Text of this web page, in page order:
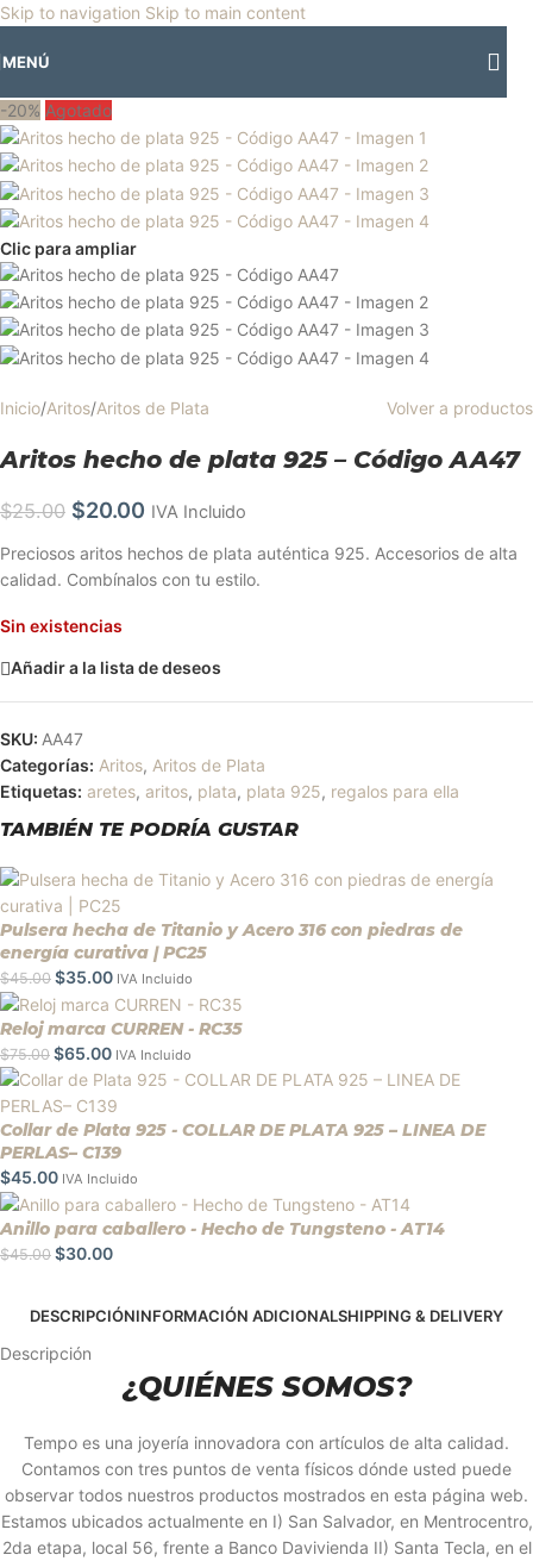
Skip to navigation Skip to main content
🎡Horario especial por vacaciones agostinas
MENÚ
-20% Agotado
Clic para ampliar
Inicio/Aritos/Aritos de Plata Volver a productos
Aritos hecho de plata 925 – Código AA47
$25.00 $20.00 IVA Incluido
Preciosos aritos hechos de plata auténtica 925. Accesorios de alta
calidad. Combínalos con tu estilo.
Sin existencias
Añadir a la lista de deseos
SKU: AA47
Categorías: Aritos, Aritos de Plata
Etiquetas: aretes, aritos, plata, plata 925, regalos para ella
TAMBIÉN TE PODRÍA GUSTAR
Pulsera hecha de Titanio y Acero 316 con piedras de
energía curativa | PC25
$45.00 $35.00 IVA Incluido
Reloj marca CURREN - RC35
$75.00 $65.00 IVA Incluido
Collar de Plata 925 - COLLAR DE PLATA 925 – LINEA DE
PERLAS– C139
$45.00 IVA Incluido
Anillo para caballero - Hecho de Tungsteno - AT14
$45.00 $30.00
DESCRIPCIÓNINFORMACIÓN ADICIONALSHIPPING & DELIVERY
Descripción
¿QUIÉNES SOMOS?
Tempo es una joyería innovadora con artículos de alta calidad.
Contamos con tres puntos de venta físicos dónde usted puede
observar todos nuestros productos mostrados en esta página web.
Estamos ubicados actualmente en I) San Salvador, en Mentrocentro,
2da etapa, local 56, frente a Banco Davivienda II) Santa Tecla, en el